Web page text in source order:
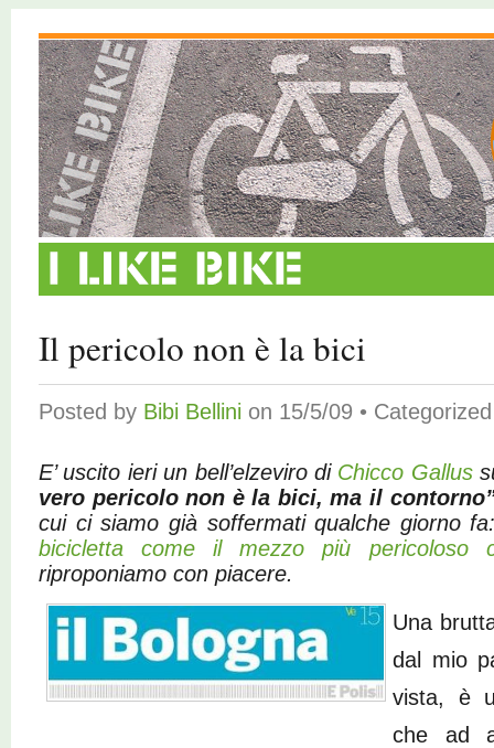
Il pericolo non è la bici
Posted by Bibi Bellini on 15/5/09 •
E’ uscito ieri un bell’elzeviro di Chicco Gallus
vero pericolo non è la bici, ma il
cui ci siamo già soffermati qualche giorno
bicicletta come il mezzo più pericoloso
riproponiamo con piacere.
Una
dal mio
vista, è
che ad